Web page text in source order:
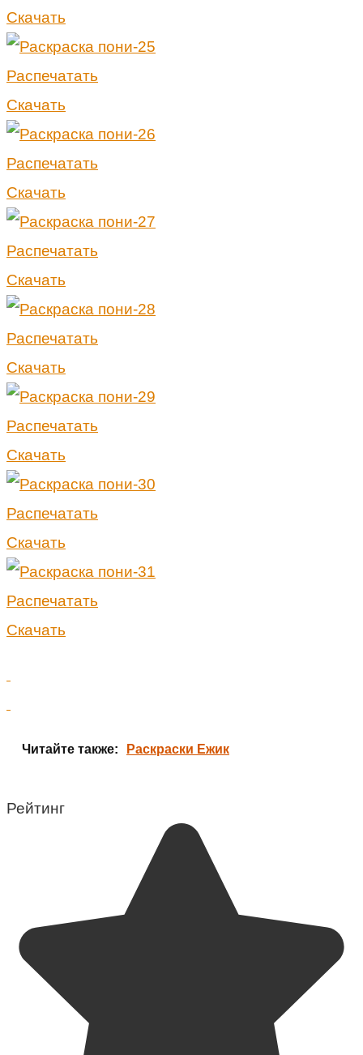
Скачать
Распечатать
Скачать
Распечатать
Скачать
Распечатать
Скачать
Распечатать
Скачать
Распечатать
Скачать
Распечатать
Скачать
Распечатать
Скачать
Читайте также: Раскраски Ежик
Рейтинг